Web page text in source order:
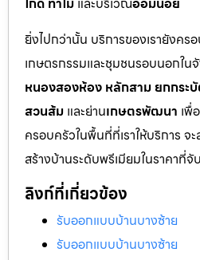
ยิ่งไปกว่านั้น บริการของเรายังค
เกษตรกรรมและชุมชนรอบนอกใน
หนองสองห้อง หลักสาม ยกกระบั
สวนส้ม และย่านเกษตรพัฒนา เพื่
ครอบครัวในพื้นที่ที่เราให้บริการ จ
สร้างบ้านระดับพรีเมียมในราคาที่
ลิงก์ที่เกี่ยวข้อง
รับออกแบบบ้านบางซ้าย
รับออกแบบบ้านบางซ้าย